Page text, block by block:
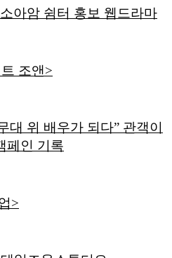
아암 쉼터 홍보 웹드라마
조앤>
대 위 배우가 되다” 관객이
페인 기록
>